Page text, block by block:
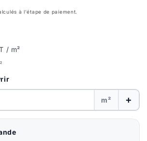
à l'étape de paiement.
/ m²
m² +